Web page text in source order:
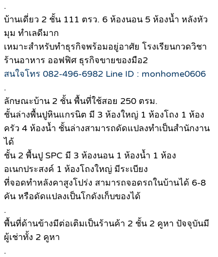
.
บ้านเดี่ยว 2 ชั้น 111 ตรว. 6 ห้องนอน 5 ห้องน้ำ หลังหัว
มุม ทำเลดีมาก
เหมาะสำหรับทำธุรกิจพร้อมอยู่อาศัย โรงเรียนกวดวิชา
ร้านอาหาร ออฟฟิศ ธุรกิจขายของมือ2
สนใจโทร 082-496-6982 Line ID : monhome0606
.
ลักษณะบ้าน 2 ชั้น พื้นที่ใช้สอย 250 ตรม.
ชั้นล่างพื้นปูหินแกรนิต มี 3 ห้องใหญ่ 1 ห้องโถง 1 ห้อง
ครัว 4 ห้องน้ำ ชั้นล่างสามารถดัดแปลงทำเป็นสำนักงาน
ได้
ชั้น 2 พื้นปู SPC มี 3 ห้องนอน 1 ห้องน้ำ 1 ห้อง
อเนกประสงค์ 1 ห้องโถงใหญ่ มีระเบียง
ที่จอดทำหลังคาสูงโปร่ง สามารถจอดรถในบ้านได้ 6-8
คัน หรือดัดแปลงเป็นโกดังเก็บของได้
.
พื้นที่ด้านข้างมีต่อเติมเป็นร้านค้า 2 ชั้น 2 คูหา ปัจจุบันมี
ผู้เช่าทั้ง 2 คูหา
.